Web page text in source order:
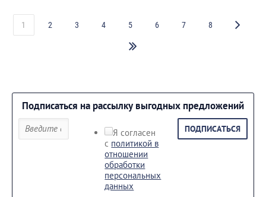
1 2 3 4 5 6 7 8
Подписаться на рассылку выгодных предложений
Я согласен
с политикой в
отношении
обработки
персональных
данных
ПОДПИСАТЬСЯ